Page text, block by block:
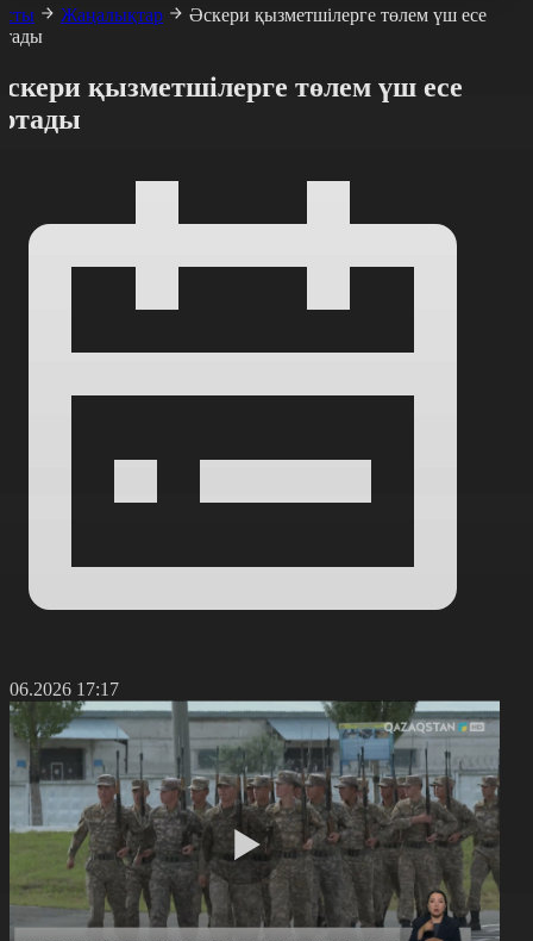
Жаңалықтар
Әскери қызметшілерге төлем үш есе
қызметшілерге төлем үш есе
17:17